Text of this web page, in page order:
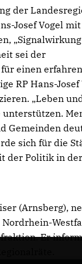
der
Josef Vogel
sei der
einen
RP Hans-Josef
„Leben
Gemeinden
sich für die
der Politik in
(Arnsberg),
Er